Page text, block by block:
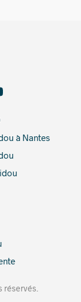
à Nantes
réservés.